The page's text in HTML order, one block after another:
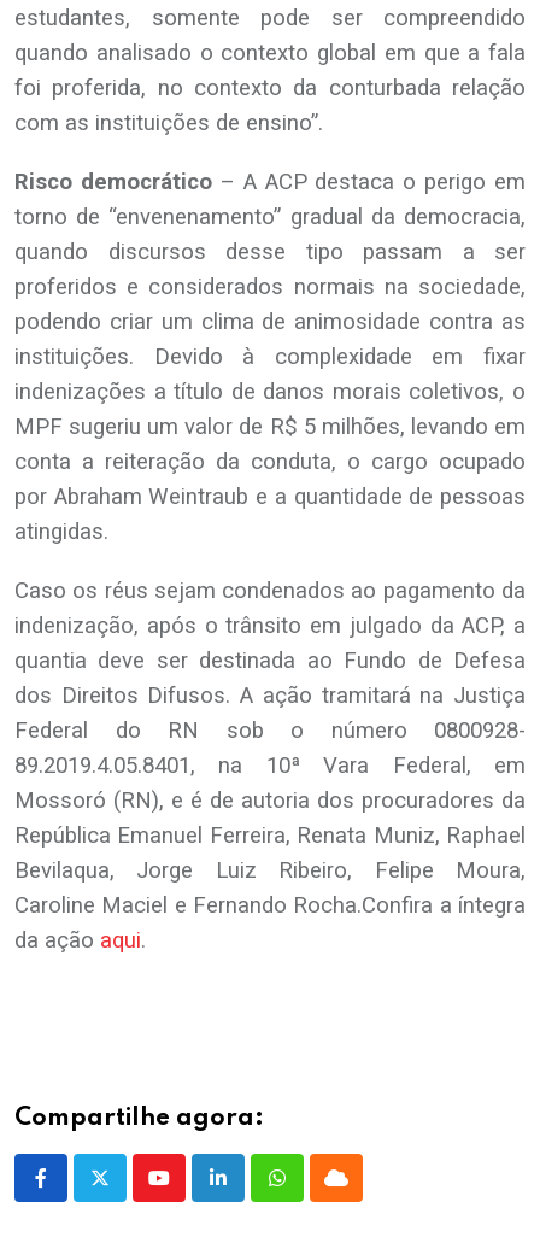
estudantes, somente pode ser compreendido
quando analisado o contexto global em que a fala
foi proferida, no contexto da conturbada relação
com as instituições de ensino”.
Risco democrático – A ACP destaca o perigo em
torno de “envenenamento” gradual da democracia,
quando discursos desse tipo passam a ser
proferidos e considerados normais na sociedade,
podendo criar um clima de animosidade contra as
instituições. Devido à complexidade em fixar
indenizações a título de danos morais coletivos, o
MPF sugeriu um valor de R$ 5 milhões, levando em
conta a reiteração da conduta, o cargo ocupado
por Abraham Weintraub e a quantidade de pessoas
atingidas.
Caso os réus sejam condenados ao pagamento da
indenização, após o trânsito em julgado da ACP, a
quantia deve ser destinada ao Fundo de Defesa
dos Direitos Difusos. A ação tramitará na Justiça
Federal do RN sob o número 0800928-
89.2019.4.05.8401, na 10ª Vara Federal, em
Mossoró (RN), e é de autoria dos procuradores da
República Emanuel Ferreira, Renata Muniz, Raphael
Bevilaqua, Jorge Luiz Ribeiro, Felipe Moura,
Caroline Maciel e Fernando Rocha.Confira a íntegra
da ação aqui.
Compartilhe agora:
YoutubeLinkedInWhatsappCloud